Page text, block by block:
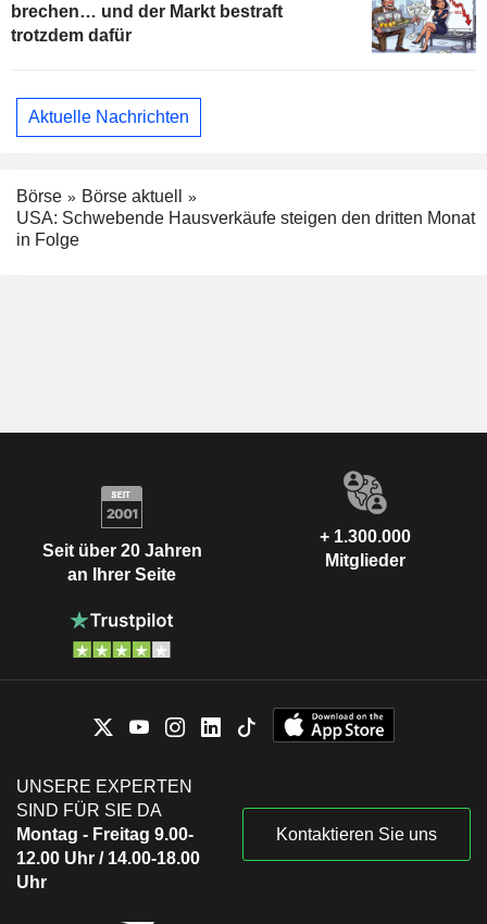
brechen… und der Markt bestraft
trotzdem dafür
Aktuelle Nachrichten
Börse
Börse aktuell
USA: Schwebende Hausverkäufe steigen den dritten Monat
in Folge
Seit über 20 Jahren
an Ihrer Seite
+ 1.300.000
Mitglieder
UNSERE EXPERTEN
SIND FÜR SIE DA
Montag - Freitag 9.00-
12.00 Uhr / 14.00-18.00
Uhr
Kontaktieren Sie uns